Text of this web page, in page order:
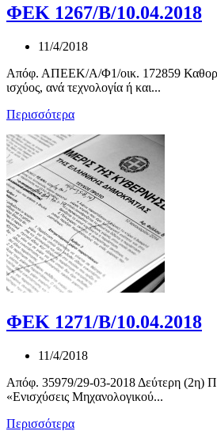
ΦΕΚ 1267/Β/10.04.2018
11/4/2018
Απόφ. ΑΠΕΕΚ/Α/Φ1/οικ. 172859
ισχύος, ανά τεχνολογία ή και...
Περισσότερα
ΦΕΚ 1271/Β/10.04.2018
11/4/2018
Απόφ. 35979/29-03-2018 Δεύτερη (2η)
«Ενισχύσεις Μηχανολογικού...
Περισσότερα